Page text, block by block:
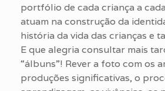
portfólio de cada criança a
atuam na construção da
história da vida das crianças e
E que alegria consultar mais
“álbuns”! Rever a foto com os
produções significativas, o